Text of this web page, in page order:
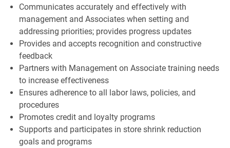
Communicates accurately and effectively with
management and Associates when setting and
addressing priorities; provides progress updates
Provides and accepts recognition and constructive
feedback
Partners with Management on Associate training needs
to increase effectiveness
Ensures adherence to all labor laws, policies, and
procedures
Promotes credit and loyalty programs
Supports and participates in store shrink reduction
goals and programs